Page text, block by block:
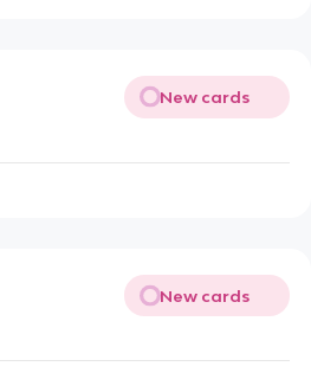
New cards
New cards